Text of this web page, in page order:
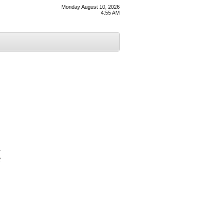
Monday August 10, 2026
4:55 AM